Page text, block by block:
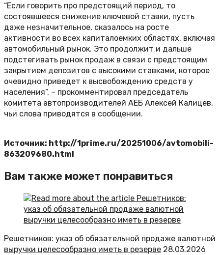
“Если говорить про предстоящий период, то
состоявшееся снижение ключевой ставки, пусть
даже незначительное, сказалось на росте
активности во всех капиталоемких областях, включая
автомобильный рынок. Это продолжит и дальше
подстегивать рынок продаж в связи с предстоящим
закрытием депозитов с высокими ставками, которое
очевидно приведет к высвобождению средств у
населения”, – прокомментировал председатель
комитета автопроизводителей АЕБ Алексей Калицев,
чьи слова приводятся в сообщении.
Источник: http://1prime.ru/20251006/avtomobili-
863209680.html
Вам также может понравиться
Решетников: указ об обязательной продаже валютной
выручки целесообразно иметь в резерве 28.03.2026